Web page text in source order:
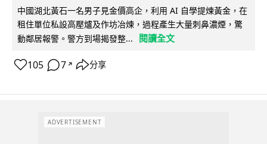
中國湖北黃石一名男子見金價高企，利用 AI 自學提煉黃金，在
租住單位私設高壓爐及作坊冶煉，過程產生大量刺鼻濃煙，驚
動鄰居報警。警方到場揭發整...
閱讀全文
105 7 ↗ 分享
ADVERTISEMENT